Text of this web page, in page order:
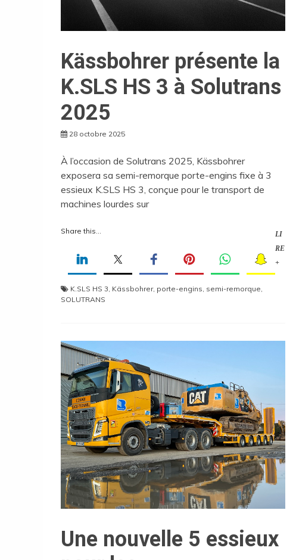
Kässbohrer présente la
K.SLS HS 3 à Solutrans
2025
28 octobre 2025
À l’occasion de Solutrans 2025, Kässbohrer
exposera sa semi-remorque porte-engins fixe à 3
essieux K.SLS HS 3, conçue pour le transport de
machines lourdes sur
Share this...
LI
RE
+
K.SLS HS 3 Kässbohrer, porte-engins semi-remorque
SOLUTRANS
Une nouvelle 5 essieux